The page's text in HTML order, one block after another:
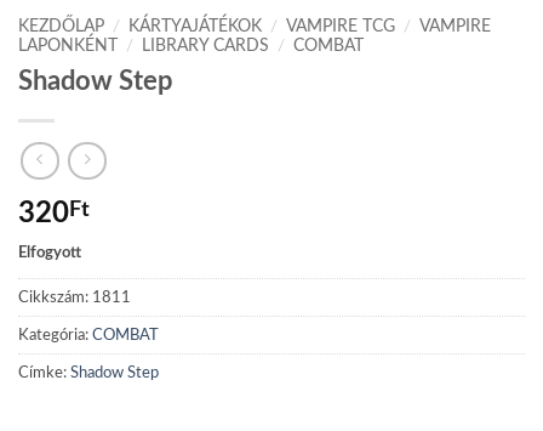
KEZDŐLAP / KÁRTYAJÁTÉKOK / VAMPIRE TCG /
VAMPIRE
LAPONKÉNT
/ LIBRARY CARDS / COMBAT
Shadow Step
320Ft
Elfogyott
Cikkszám: 1811
Kategória: COMBAT
Címke: Shadow Step